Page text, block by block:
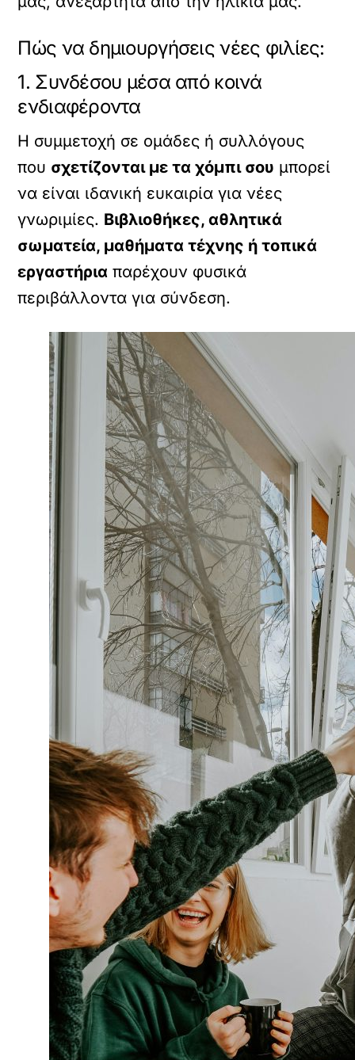
Πώς να δημιουργήσεις νέες φιλίες:
1. Συνδέσου μέσα από κοινά
ενδιαφέροντα
Η συμμετοχή σε ομάδες ή συλλόγους
που σχετίζονται με τα χόμπι σου μπορεί
να είναι ιδανική ευκαιρία για νέες
γνωριμίες. Βιβλιοθήκες, αθλητικά
σωματεία, μαθήματα τέχνης ή τοπικά
εργαστήρια παρέχουν φυσικά
περιβάλλοντα για σύνδεση.